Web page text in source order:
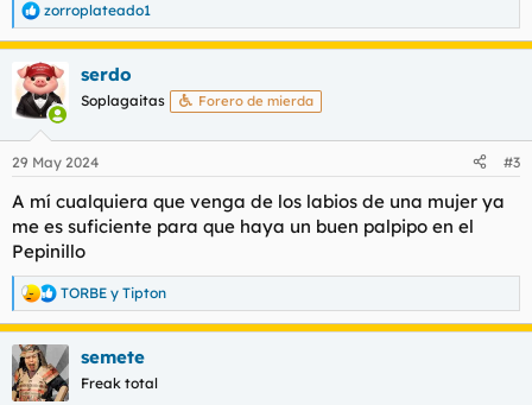
R
e
a
c
c
i
e
:
zorroplateado1
serdo
Soplagaitas Forero de mierda
29 May 2024 #3
A mí cualquiera que venga de los labios de una mujer ya
me es suficiente para que haya un buen palpipo en el
Pepinillo
R
e
a
c
c
i
TORBE y Tipton
semete
Freak total